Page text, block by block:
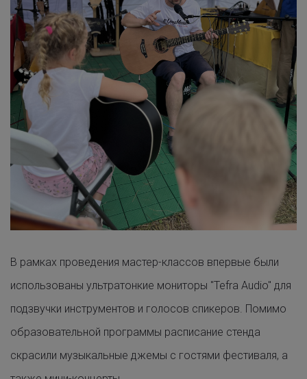
В рамках проведения мастер-классов впервые были
использованы ультратонкие мониторы "Tefra Audio" для
подзвучки инструментов и голосов спикеров. Помимо
образовательной программы расписание стенда
скрасили музыкальные джемы с гостями фестиваля, а